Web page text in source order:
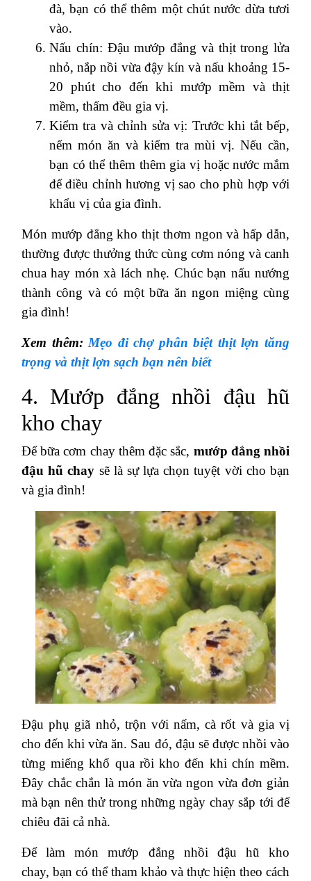
đà, bạn có thể thêm một chút nước dừa tươi
vào.
Nấu chín: Đậu mướp đắng và thịt trong lửa
nhỏ, nắp nồi vừa đậy kín và nấu khoảng 15-
20 phút cho đến khi mướp mềm và thịt
mềm, thấm đều gia vị.
Kiểm tra và chỉnh sửa vị: Trước khi tắt bếp,
nếm món ăn và kiểm tra mùi vị. Nếu cần,
bạn có thể thêm thêm gia vị hoặc nước mắm
để điều chỉnh hương vị sao cho phù hợp với
khẩu vị của gia đình.
Món mướp đắng kho thịt thơm ngon và hấp dẫn,
thường được thưởng thức cùng cơm nóng và canh
chua hay món xà lách nhẹ. Chúc bạn nấu nướng
thành công và có một bữa ăn ngon miệng cùng
gia đình!
Xem thêm: Mẹo đi chợ phân biệt thịt lợn tăng
trọng và thịt lợn sạch bạn nên biết
4. Mướp đắng nhồi đậu hũ
kho chay
Để bữa cơm chay thêm đặc sắc, mướp đắng nhồi
đậu hũ chay sẽ là sự lựa chọn tuyệt vời cho bạn
và gia đình!
Đậu phụ giã nhỏ, trộn với nấm, cà rốt và gia vị
cho đến khi vừa ăn. Sau đó, đậu sẽ được nhồi vào
từng miếng khổ qua rồi kho đến khi chín mềm.
Đây chắc chắn là món ăn vừa ngon vừa đơn giản
mà bạn nên thử trong những ngày chay sắp tới để
chiêu đãi cả nhà.
Để làm món mướp đắng nhồi đậu hũ kho
chay, bạn có thể tham khảo và thực hiện theo cách